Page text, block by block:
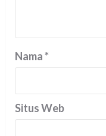
Nama*
Situs Web